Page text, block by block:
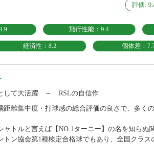
評価:
飛行性能：9.4
経済性：8.2 個体差：
して大活躍 ～ RSLの自信作
距離集中度・打球感の総合評価の良さで、多く
トルと言えば【NO.1ターニー】の名を知らぬ
トン協会第1種検定合格球でもあり、全国クラ